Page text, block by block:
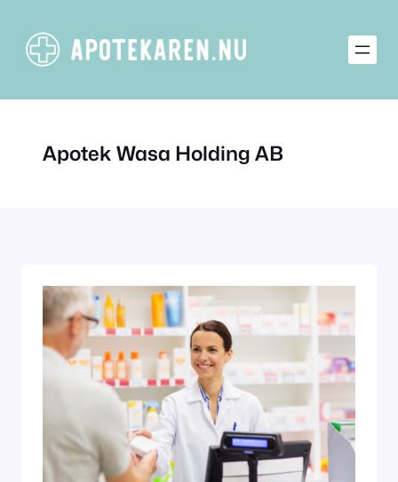
innehåll
Apotek Wasa Holding AB